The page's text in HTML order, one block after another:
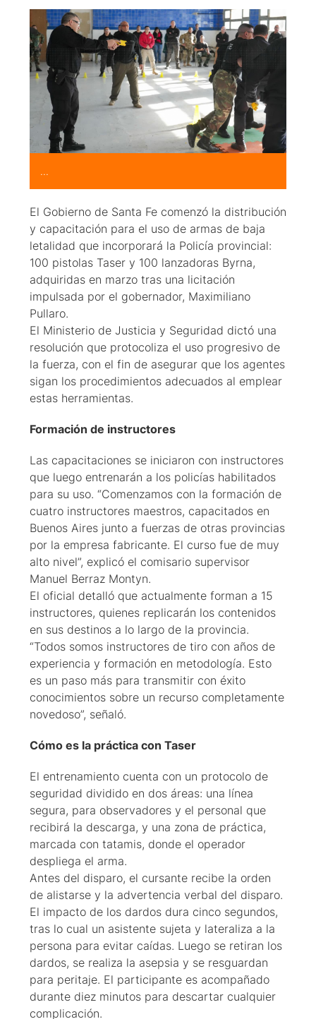
...
El Gobierno de Santa Fe comenzó la distribución
y capacitación para el uso de armas de baja
letalidad que incorporará la Policía provincial:
100 pistolas Taser y 100 lanzadoras Byrna,
adquiridas en marzo tras una licitación
impulsada por el gobernador, Maximiliano
Pullaro.
El Ministerio de Justicia y Seguridad dictó una
resolución que protocoliza el uso progresivo de
la fuerza, con el fin de asegurar que los agentes
sigan los procedimientos adecuados al emplear
estas herramientas.
Formación de instructores
Las capacitaciones se iniciaron con instructores
que luego entrenarán a los policías habilitados
para su uso. “Comenzamos con la formación de
cuatro instructores maestros, capacitados en
Buenos Aires junto a fuerzas de otras provincias
por la empresa fabricante. El curso fue de muy
alto nivel”, explicó el comisario supervisor
Manuel Berraz Montyn.
El oficial detalló que actualmente forman a 15
instructores, quienes replicarán los contenidos
en sus destinos a lo largo de la provincia.
“Todos somos instructores de tiro con años de
experiencia y formación en metodología. Esto
es un paso más para transmitir con éxito
conocimientos sobre un recurso completamente
novedoso”, señaló.
Cómo es la práctica con Taser
El entrenamiento cuenta con un protocolo de
seguridad dividido en dos áreas: una línea
segura, para observadores y el personal que
recibirá la descarga, y una zona de práctica,
marcada con tatamis, donde el operador
despliega el arma.
Antes del disparo, el cursante recibe la orden
de alistarse y la advertencia verbal del disparo.
El impacto de los dardos dura cinco segundos,
tras lo cual un asistente sujeta y lateraliza a la
persona para evitar caídas. Luego se retiran los
dardos, se realiza la asepsia y se resguardan
para peritaje. El participante es acompañado
durante diez minutos para descartar cualquier
complicación.